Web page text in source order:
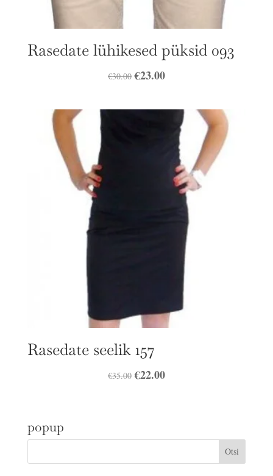
Rasedate lühikesed püksid 093
€30.00 Algne
oli:
€23.00Praegune
on:
€23.00.
Rasedate seelik 157
€35.00 Algne
€22.00Praegune
popup